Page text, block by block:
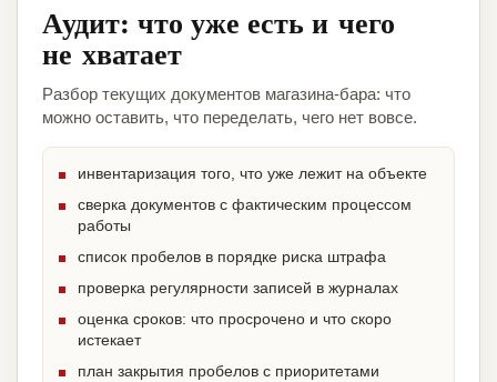
Аудит: что уже есть и чего
не хватает
Разбор текущих документов магазина-бара: что
можно оставить, что переделать, чего нет вовсе.
инвентаризация того, что уже лежит на объекте
сверка документов с фактическим процессом
работы
список пробелов в порядке риска штрафа
проверка регулярности записей в журналах
оценка сроков: что просрочено и что скоро
истекает
план закрытия пробелов с приоритетами